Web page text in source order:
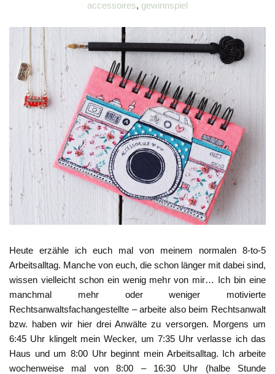
accessoires, gewinnspiel
Heute erzähle ich euch mal von meinem normalen 8-to-5
Arbeitsalltag. Manche von euch, die schon länger mit dabei sind,
wissen vielleicht schon ein wenig mehr von mir… Ich bin eine
manchmal mehr oder weniger motivierte
Rechtsanwaltsfachangestellte – arbeite also beim Rechtsanwalt
bzw. haben wir hier drei Anwälte zu versorgen. Morgens um
6:45 Uhr klingelt mein Wecker, um 7:35 Uhr verlasse ich das
Haus und um 8:00 Uhr beginnt mein Arbeitsalltag. Ich arbeite
wochenweise mal von 8:00 – 16:30 Uhr (halbe Stunde